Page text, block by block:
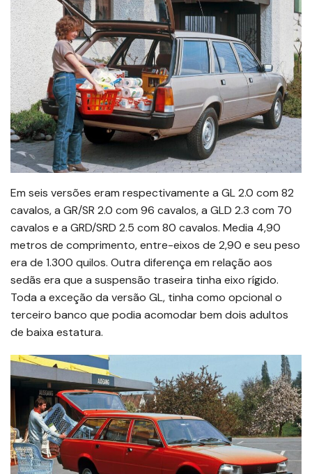
Em seis versões eram respectivamente a GL 2.0 com 82
cavalos, a GR/SR 2.0 com 96 cavalos, a GLD 2.3 com 70
cavalos e a GRD/SRD 2.5 com 80 cavalos. Media 4,90
metros de comprimento, entre-eixos de 2,90 e seu peso
era de 1.300 quilos. Outra diferença em relação aos
sedãs era que a suspensão traseira tinha eixo rígido.
Toda a exceção da versão GL, tinha como opcional o
terceiro banco que podia acomodar bem dois adultos
de baixa estatura.